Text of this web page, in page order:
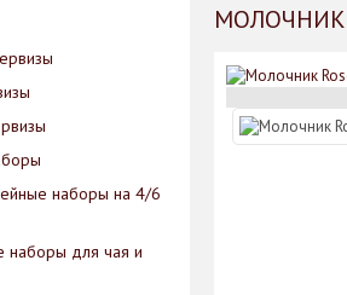
МОЛОЧНИК
наборы на 4/6
наборы для чая и